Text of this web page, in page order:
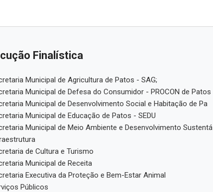
Finalística
Municipal de Agricultura de Patos - SAG;
Municipal de Defesa do Consumidor - PROCON de Patos
Municipal de Desenvolvimento Social e Habitação de Pa
Municipal de Educação de Patos - SEDU
Municipal de Meio Ambiente e Desenvolvimento Sustentá
de Cultura e Turismo
Municipal de Receita
Executiva da Proteção e Bem-Estar Animal
Públicos